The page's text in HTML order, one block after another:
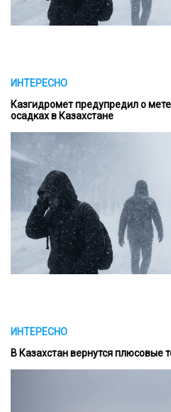
ИНТЕРЕСНО
Казгидромет предупредил о
осадках в Казахстане
ИНТЕРЕСНО
В Казахстан вернутся плюсовые